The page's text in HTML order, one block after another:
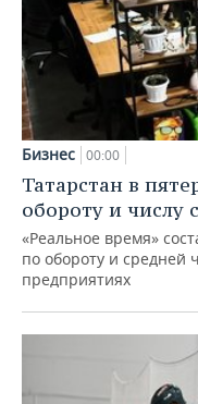
Бизнес 00:00
Татарстан в
обороту и числу
«Реальное время»
по обороту и средней
предприятиях